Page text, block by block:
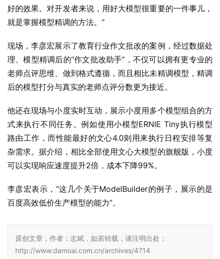
好的效果。对开发者来说，用好大模型很重要的一件事儿，
就是掌握模型精调的方法。”
现场，李彦宏展示了教育行业作文批改的案例，经过数据处
理、模型精调后的“作文批改助手”，不仅可以拥有更专业的
老师点评思维、做到格式遵循，而且相比未精调模型，精调
后的模型打分与真实的老师点评分数更为接近。
他还在现场与小度实时互动，展示小度用多个模型组合的方
式来执行不同任务。例如使用小模型ERNIE Tiny执行模型
路由工作，而性能最好的文心4.0则用来执行日程安排等复
杂需求。据介绍，相比全部使用文心大模型的旗舰版，小度
可以实现响应速度提升2倍，成本下降99%。
李彦宏表示，“这几个关于ModelBuilder的例子，展示的是
百度高效低价生产模型的能力”。
原创文章，作者：志斌，如若转载，请注明出处：
http://www.damoai.com.cn/archives/4714